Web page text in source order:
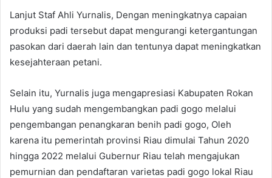
Lanjut Staf Ahli Yurnalis, Dengan meningkatnya capaian
produksi padi tersebut dapat mengurangi ketergantungan
pasokan dari daerah lain dan tentunya dapat meningkatkan
kesejahteraan petani.
Selain itu, Yurnalis juga mengapresiasi Kabupaten Rokan
Hulu yang sudah mengembangkan padi gogo melalui
pengembangan penangkaran benih padi gogo, Oleh
karena itu pemerintah provinsi Riau dimulai Tahun 2020
hingga 2022 melalui Gubernur Riau telah mengajukan
pemurnian dan pendaftaran varietas padi gogo lokal Riau